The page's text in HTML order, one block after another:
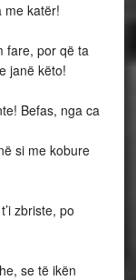
me katër!
fare, por që ta
janë këto!
Befas, nga ca
si me kobure
zbriste, po
se të ikën